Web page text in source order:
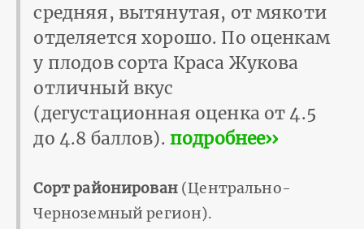
средняя, вытянутая, от мякоти
отделяется хорошо. По оценкам
у плодов сорта Краса Жукова
отличный вкус
(дегустационная оценка от 4.5
до 4.8 баллов). подробнее››
Сорт районирован(Центрально-
Черноземный регион).